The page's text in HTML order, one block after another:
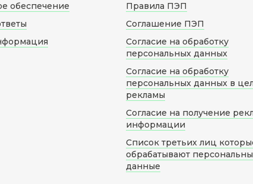
обеспечение
Правила ПЭП
Соглашение ПЭП
Согласие на обработку
персональных данных
Согласие на обработку
персональных данных в
рекламы
Согласие на получение
информации
Список третьих лиц
обрабатывают
данные